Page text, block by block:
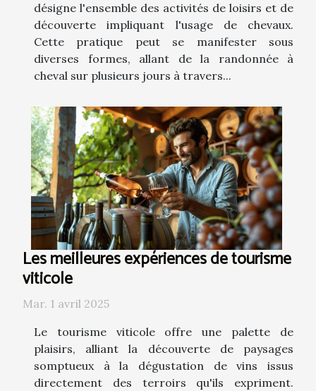
désigne l'ensemble des activités de loisirs et de
découverte impliquant l'usage de chevaux.
Cette pratique peut se manifester sous
diverses formes, allant de la randonnée à
cheval sur plusieurs jours à travers...
Les meilleures expériences de tourisme
viticole
Mar. 1 avril 2025
Le tourisme viticole offre une palette de
plaisirs, alliant la découverte de paysages
somptueux à la dégustation de vins issus
directement des terroirs qu'ils expriment.